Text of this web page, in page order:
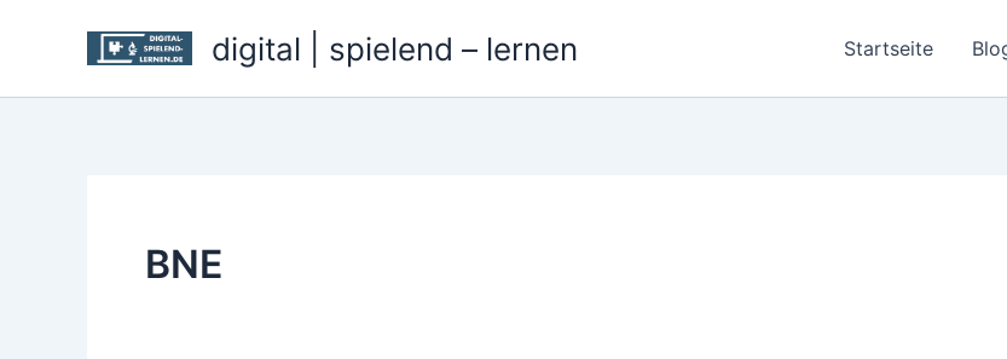
digital | spielend – lernen Startseite
BNE